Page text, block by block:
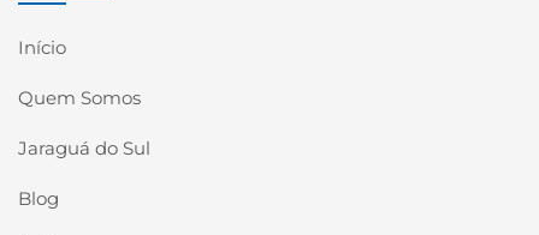
Início
Quem Somos
Jaraguá do Sul
Blog